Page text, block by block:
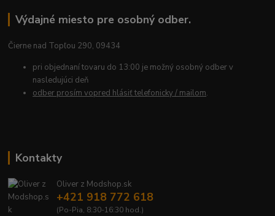
Výdajné miesto pre osobný odber.
Čierne nad Topľou 290, 09434
pri objednaní tovaru do 13:00 je možný osobný odber v
nasledujúci deň
odber prosím vopred hlásiť telefonicky / mailom.
Kontakty
Oliver z Modshop.sk
+421 918 772 618
(Po-Pia, 8:30-16:30 hod.)